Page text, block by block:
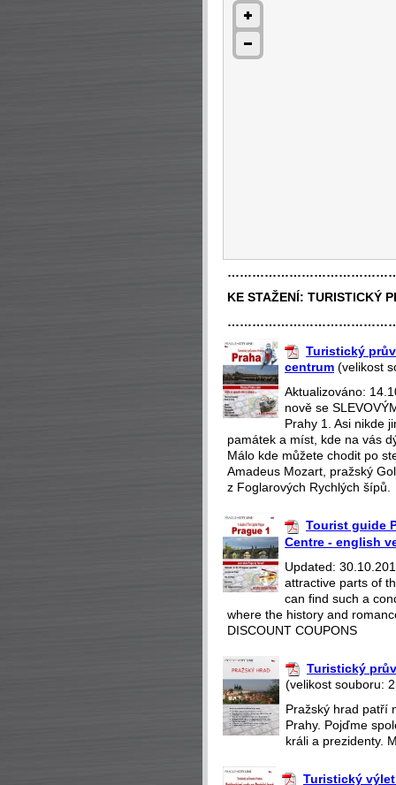
KE STAŽENÍ: TURISTICKÝ
Turistický
centrum (velikost
Aktualizováno:
nově se
Prahy 1. Asi nikde
památek a míst, kde na vás
Málo kde můžete chodit po
Amadeus Mozart, pražský
z Foglarových Rychlých šípů.
Tourist guide
Centre - english
Updated:
attractive parts of
can find such a
where the history and
DISCOUNT COUPONS
Turistický
(velikost souboru:
Pražský hrad patří
Prahy. Pojďme
králi a prezidenty.
Turistický